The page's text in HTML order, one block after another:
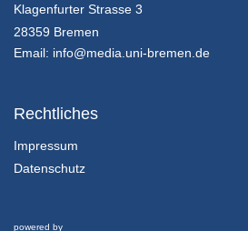
Klagenfurter Strasse 3
28359 Bremen
Email: info@media.uni-bremen.de
Rechtliches
Impressum
Datenschutz
powered by